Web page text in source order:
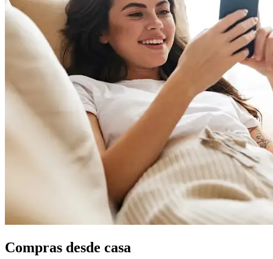
Compras desde casa